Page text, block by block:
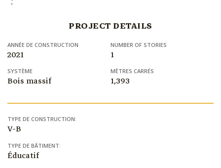
PROJECT DETAILS
ANNÉE DE CONSTRUCTION
2021
NUMBER OF STORIES
1
SYSTÈME
Bois massif
MÈTRES CARRÉS
1,393
TYPE DE CONSTRUCTION:
V-B
TYPE DE BÂTIMENT:
Éducatif